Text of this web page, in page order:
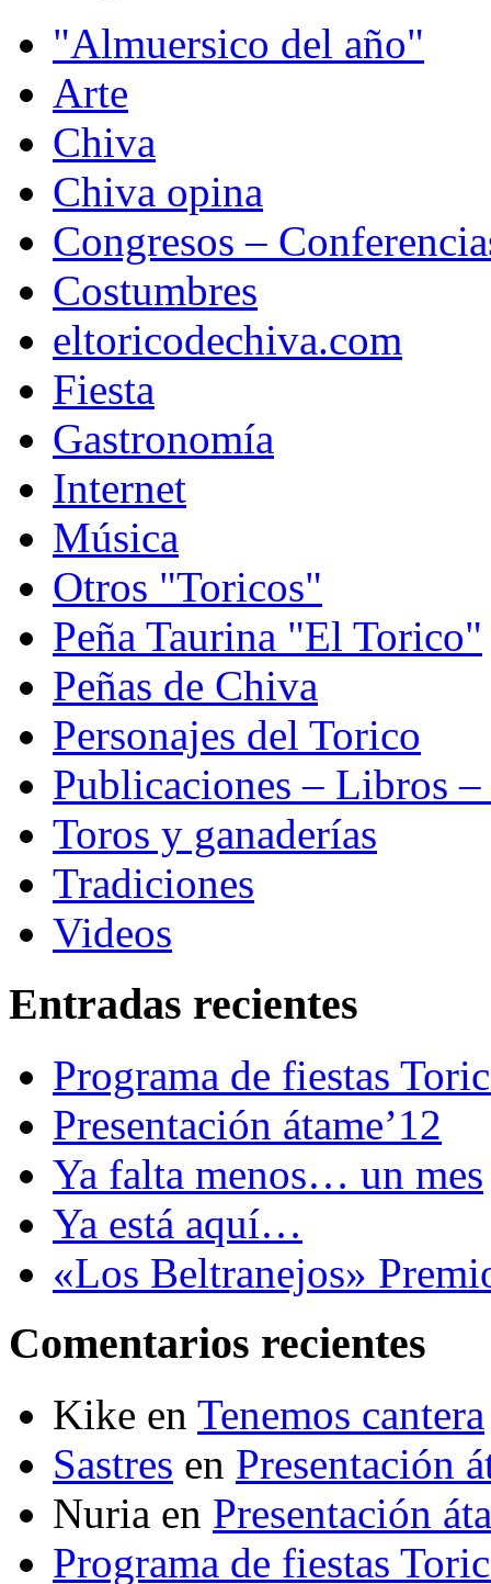
"Almuersico del año"
Arte
Chiva
Chiva opina
Congresos –
Costumbres
eltoricodechiva.com
Fiesta
Gastronomía
Internet
Música
Otros "Toricos"
Peña Taurina "El Torico"
Peñas de Chiva
Personajes del Torico
Publicaciones – Libros –
Toros y ganaderías
Tradiciones
Videos
Entradas recientes
Programa de fiestas
Presentación átame’12
Ya falta menos… un mes
Ya está aquí…
«Los Beltranejos»
Comentarios recientes
Kike en Tenemos cantera
Sastres en Presentación
Nuria en Presentación
Programa de fiestas